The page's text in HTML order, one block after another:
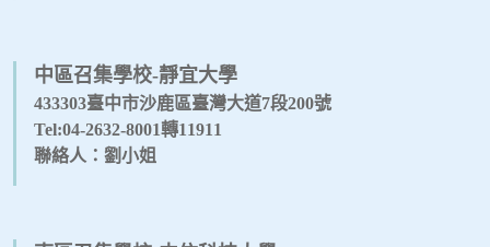
中區召集學校-靜宜大學
433303臺中市沙鹿區臺灣大道7段200號
Tel:04-2632-8001轉11911
聯絡人：劉小姐